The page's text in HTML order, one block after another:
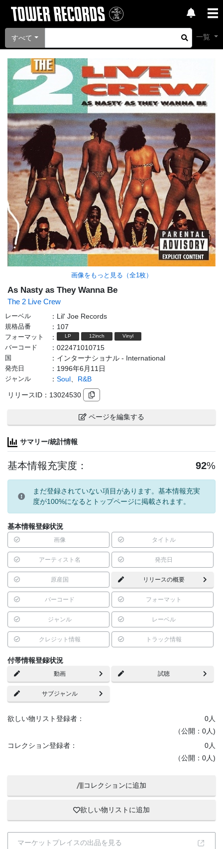
すべて 一覧
画像をもっと見る（全1 枚）
As Nasty as They Wanna Be
The 2 Live Crew
レーベル ： Lil' Joe Records
規格品番 ： 107
フォーマット ： LP 12inch Vinyl
バーコード ： 022471010715
国 ： インターナショナル - International
発売日 ： 1996年6月11日
ジャンル ： Soul
R&B
リリースID： 13024530
ページを編集する
サマリー/統計情報
基本情報充実度： 92%
まだ登録されていない項目があります。基本情報充実
度が100%になるとトップページに掲載されます。
基本情報登録状況
画像 タイトル
アーティスト名 発売日
原産国 リリースの概要
バーコード フォーマット
ジャンル レーベル
クレジット情報 トラック情報
付帯情報登録状況
動画 試聴
サブジャンル
欲しい物リスト登録者： 0人
（公開：0人)
コレクション登録者：
0人
（公開：0人)
コレクションに追加
欲しい物リストに追加
マーケットプレイスの出品を見る